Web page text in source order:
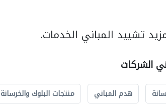
تشييد المباني الخدمات.
الشركات
هدم المباني منتجات البلوك والخرسانة